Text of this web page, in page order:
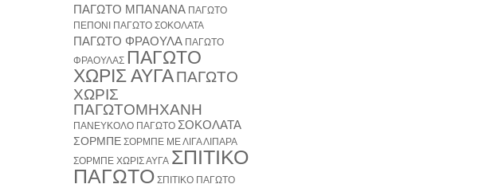
ΠΑΓΩΤΟ ΜΠΑΝΑΝΑ ΠΑΓΩΤΟ
ΠΕΠΟΝΙ
ΠΑΓΩΤΟ ΣΟΚΟΛΑΤΑ
ΠΑΓΩΤΟ ΦΡΑΟΥΛΑ ΠΑΓΩΤΟ
ΦΡΑΟΥΛΑΣ ΠΑΓΩΤΟ
ΧΩΡΙΣ ΑΥΓΑΠΑΓΩΤΟ
ΧΩΡΙΣ
ΠΑΓΩΤΟΜΗΧΑΝΗ
ΠΑΝΕΥΚΟΛΟ ΠΑΓΩΤΟ ΣΟΚΟΛΑΤΑ
ΣΟΡΜΠΕ ΣΟΡΜΠΕ ΜΕ ΛΙΓΑ ΛΙΠΑΡΑ
ΣΟΡΜΠΕ ΧΩΡΙΣ ΑΥΓΑ ΣΠΙΤΙΚΟ
ΠΑΓΩΤΟ ΣΠΙΤΙΚΟ ΠΑΓΩΤΟ